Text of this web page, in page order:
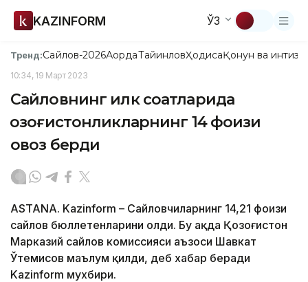
KAZINFORM ЎЗ
Тренд:Сайлов-2026АқордаТайинловҲодисаҚонун ва
10:34, 19 Март 2023
Сайловнинг илк соатларида
қозоғистонликларнинг 14 фоизи
овоз берди
ASTANA. Kazinform – Сайловчиларнинг 14,21 фоизи
сайлов бюллетенларини олди. Бу ҳақда Қозоғистон
Марказий сайлов комиссияси аъзоси Шавкат
Ўтемисов маълум қилди, деб хабар беради
Kazinform мухбири.